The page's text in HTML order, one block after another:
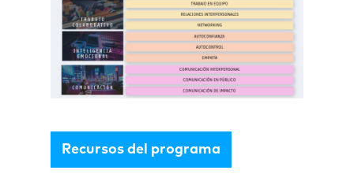
Recursos del programa